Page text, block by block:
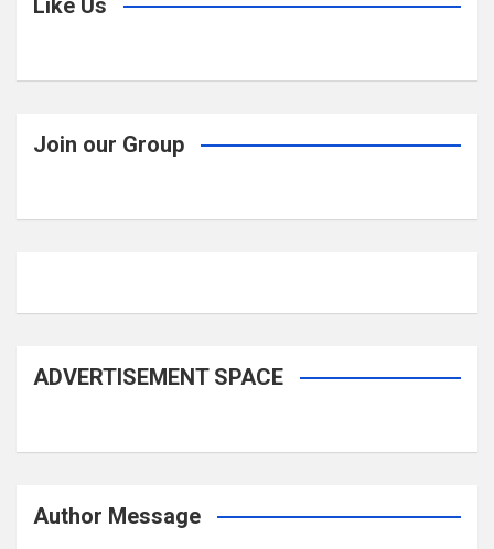
Like Us
Join our Group
ADVERTISEMENT SPACE
Author Message